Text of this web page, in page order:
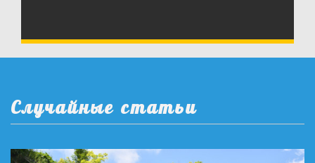
Случайные статьи